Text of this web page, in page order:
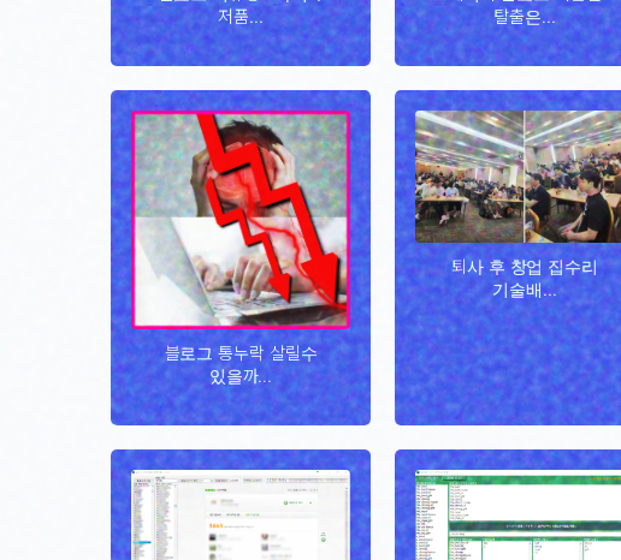
저품...
탈출은...
블로그 통누락 살릴수
있을까...
퇴사 후 창업 집수리
기술배...